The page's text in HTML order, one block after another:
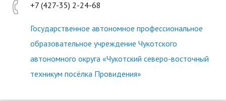
+7 (427-35) 2-24-68
Государственное автономное профессиональное
образовательное учреждение Чукотского
автономного округа «Чукотский северо-восточный
техникум посёлка Провидения»